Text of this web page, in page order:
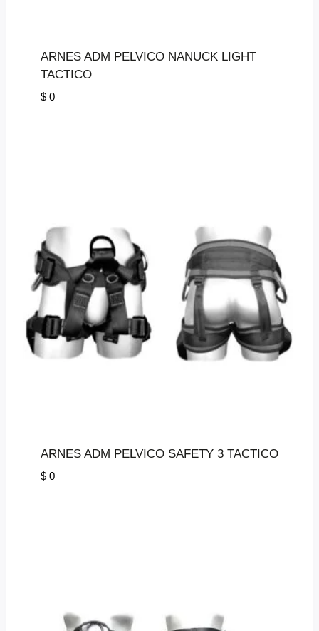
ARNES ADM PELVICO NANUCK LIGHT
TACTICO
$0
ARNES ADM PELVICO SAFETY 3 TACTICO
$0